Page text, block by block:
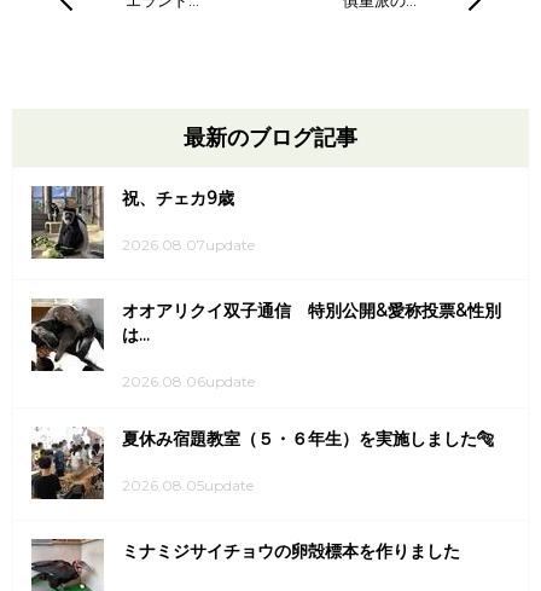
最新のブログ記事
祝、チェカ9歳
2026.08.07update
オオアリクイ双子通信 特別公開&愛称投票&性別
は...
2026.08.06update
夏休み宿題教室（５・６年生）を実施しました🐅
2026.08.05update
ミナミジサイチョウの卵殻標本を作りました